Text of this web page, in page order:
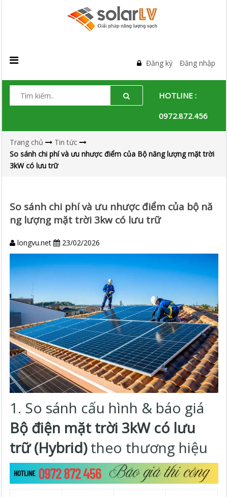
Đăng ký Đăng nhập
HOTLINE :
0972.872.456
Trang chủ
Tin tức
So sánh chi phí và ưu nhược điểm của Bộ năng lượng mặt trời
3kW có lưu trữ
So sánh chi phí và ưu nhược điểm của bộ nă
ng lượng mặt trời 3kw có lưu trữ
longvu.net 23/02/2026
1. So sánh cấu hình & báo giá
Bộ điện mặt trời 3kW có lưu
trữ (Hybrid)theo thương hiệu